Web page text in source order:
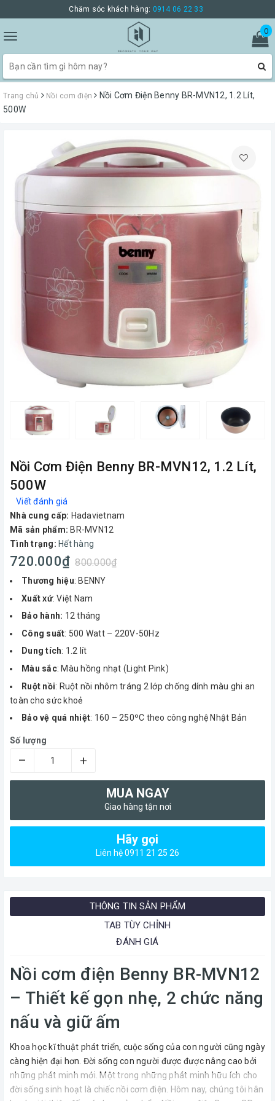
Chăm sóc khách hàng: 0914 06 22 33
Toggle
navigation
0
Trang chủ Nồi cơm điện
Nồi Cơm Điện Benny BR-MVN12, 1.2 Lít,
500W
Nồi Cơm Điện Benny BR-MVN12, 1.2 Lít,
500W
Viết đánh giá
Nhà cung cấp: Hadavietnam
Mã sản phẩm: BR-MVN12
Tình trạng: Hết hàng
720.000₫ 800.000₫
Thương hiệu: BENNY
Xuất xứ: Việt Nam
Bảo hành: 12 tháng
Công suất: 500 Watt – 220V-50Hz
Dung tích: 1.2 lít
Màu sắc: Màu hồng nhạt (Light Pink)
Ruột nồi: Ruột nồi nhôm tráng 2 lớp chống dính màu ghi an
toàn cho sức khoẻ
Bảo vệ quá nhiệt: 160 – 250ºC theo công nghệ Nhật Bản
Số lượng
– +
MUA NGAY
Giao hàng tận nơi
Hãy gọi
Liên hệ 0911 21 25 26
THÔNG TIN SẢN PHẨM
TAB TÙY CHỈNH
ĐÁNH GIÁ
Nồi cơm điện Benny BR-MVN12
– Thiết kế gọn nhẹ, 2 chức năng
nấu và giữ ấm
Khoa học kĩ thuật phát triển, cuộc sống của con người cũng ngày
càng hiện đại hơn. Đời sống con người được được nâng cao bởi
những phát minh mới. Một trong những phát minh hữu ích cho
đời sống sinh hoạt là chiếc nồi cơm điện. Hôm nay, chúng tôi hân